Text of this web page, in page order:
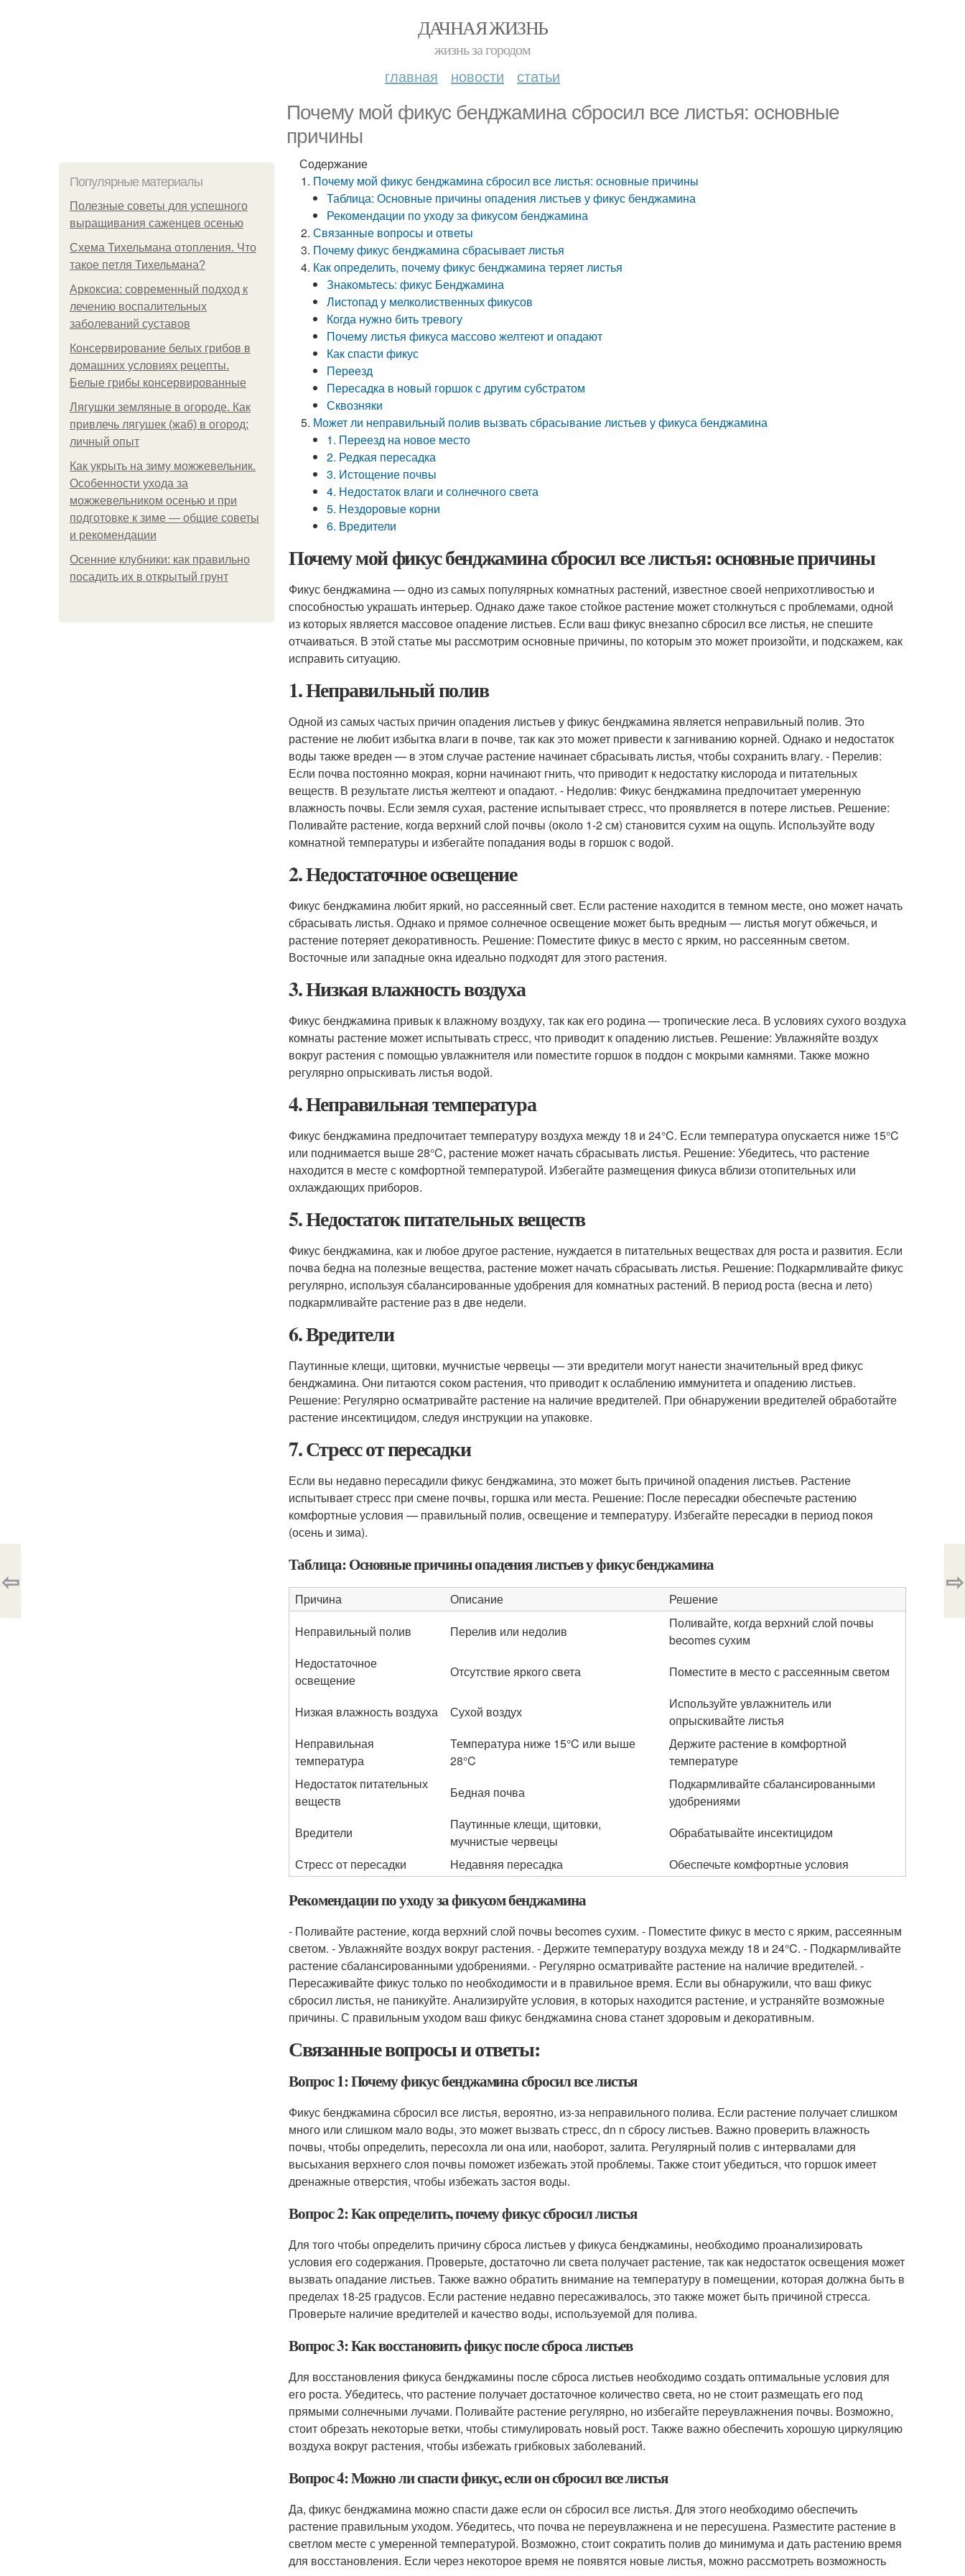
ДАЧНАЯ ЖИЗНЬ
жизнь за городом
главная новости статьи
Почему мой фикус бенджамина сбросил все листья: основные
причины
Популярные материалы
Полезные советы для успешного
выращивания саженцев осенью
Схема Тихельмана отопления. Что
такое петля Тихельмана?
Аркоксиа: современный подход к
лечению воспалительных
заболеваний суставов
Консервирование белых грибов в
домашних условиях рецепты.
Белые грибы консервированные
Лягушки земляные в огороде. Как
привлечь лягушек (жаб) в огород:
личный опыт
Как укрыть на зиму можжевельник.
Особенности ухода за
можжевельником осенью и при
подготовке к зиме — общие советы
и рекомендации
Осенние клубники: как правильно
посадить их в открытый грунт
Содержание
Почему мой фикус бенджамина сбросил все листья: основные причины
Таблица: Основные причины опадения листьев у фикус бенджамина
Рекомендации по уходу за фикусом бенджамина
Связанные вопросы и ответы
Почему фикус бенджамина сбрасывает листья
Как определить, почему фикус бенджамина теряет листья
Знакомьтесь: фикус Бенджамина
Листопад у мелколиственных фикусов
Когда нужно бить тревогу
Почему листья фикуса массово желтеют и опадают
Как спасти фикус
Переезд
Пересадка в новый горшок с другим субстратом
Сквозняки
Может ли неправильный полив вызвать сбрасывание листьев у фикуса бенджамина
1. Переезд на новое место
2. Редкая пересадка
3. Истощение почвы
4. Недостаток влаги и солнечного света
5. Нездоровые корни
6. Вредители
Почему мой фикус бенджамина сбросил все листья: основные причины
Фикус бенджамина — одно из самых популярных комнатных растений, известное своей неприхотливостью и
способностью украшать интерьер. Однако даже такое стойкое растение может столкнуться с проблемами, одной
из которых является массовое опадение листьев. Если ваш фикус внезапно сбросил все листья, не спешите
отчаиваться. В этой статье мы рассмотрим основные причины, по которым это может произойти, и подскажем, как
исправить ситуацию.
1. Неправильный полив
Одной из самых частых причин опадения листьев у фикус бенджамина является неправильный полив. Это
растение не любит избытка влаги в почве, так как это может привести к загниванию корней. Однако и недостаток
воды также вреден — в этом случае растение начинает сбрасывать листья, чтобы сохранить влагу. - Перелив:
Если почва постоянно мокрая, корни начинают гнить, что приводит к недостатку кислорода и питательных
веществ. В результате листья желтеют и опадают. - Недолив: Фикус бенджамина предпочитает умеренную
влажность почвы. Если земля сухая, растение испытывает стресс, что проявляется в потере листьев. Решение:
Поливайте растение, когда верхний слой почвы (около 1-2 см) становится сухим на ощупь. Используйте воду
комнатной температуры и избегайте попадания воды в горшок с водой.
2. Недостаточное освещение
Фикус бенджамина любит яркий, но рассеянный свет. Если растение находится в темном месте, оно может начать
сбрасывать листья. Однако и прямое солнечное освещение может быть вредным — листья могут обжечься, и
растение потеряет декоративность. Решение: Поместите фикус в место с ярким, но рассеянным светом.
Восточные или западные окна идеально подходят для этого растения.
3. Низкая влажность воздуха
Фикус бенджамина привык к влажному воздуху, так как его родина — тропические леса. В условиях сухого воздуха
комнаты растение может испытывать стресс, что приводит к опадению листьев. Решение: Увлажняйте воздух
вокруг растения с помощью увлажнителя или поместите горшок в поддон с мокрыми камнями. Также можно
регулярно опрыскивать листья водой.
4. Неправильная температура
Фикус бенджамина предпочитает температуру воздуха между 18 и 24°C. Если температура опускается ниже 15°C
или поднимается выше 28°C, растение может начать сбрасывать листья. Решение: Убедитесь, что растение
находится в месте с комфортной температурой. Избегайте размещения фикуса вблизи отопительных или
охлаждающих приборов.
5. Недостаток питательных веществ
Фикус бенджамина, как и любое другое растение, нуждается в питательных веществах для роста и развития. Если
почва бедна на полезные вещества, растение может начать сбрасывать листья. Решение: Подкармливайте фикус
регулярно, используя сбалансированные удобрения для комнатных растений. В период роста (весна и лето)
подкармливайте растение раз в две недели.
6. Вредители
Паутинные клещи, щитовки, мучнистые червецы — эти вредители могут нанести значительный вред фикус
бенджамина. Они питаются соком растения, что приводит к ослаблению иммунитета и опадению листьев.
Решение: Регулярно осматривайте растение на наличие вредителей. При обнаружении вредителей обработайте
растение инсектицидом, следуя инструкции на упаковке.
7. Стресс от пересадки
Если вы недавно пересадили фикус бенджамина, это может быть причиной опадения листьев. Растение
испытывает стресс при смене почвы, горшка или места. Решение: После пересадки обеспечьте растению
комфортные условия — правильный полив, освещение и температуру. Избегайте пересадки в период покоя
(осень и зима).
Таблица: Основные причины опадения листьев у фикус бенджамина
Причина Описание
Решение
Неправильный полив
Перелив или недолив
Поливайте, когда верхний слой почвы
becomes сухим
Недостаточное
освещение
Отсутствие яркого света Поместите в место с рассеянным светом
Низкая влажность воздуха Сухой воздух
Используйте увлажнитель или
опрыскивайте листья
Неправильная
температура
Температура ниже 15°C или выше
28°C
Держите растение в комфортной
температуре
Недостаток питательных
веществ
Бедная почва
Подкармливайте сбалансированными
удобрениями
Вредители
Паутинные клещи, щитовки,
мучнистые червецы
Обрабатывайте инсектицидом
Стресс от пересадки
Недавняя пересадка Обеспечьте комфортные условия
Рекомендации по уходу за фикусом бенджамина
- Поливайте растение, когда верхний слой почвы becomes сухим. - Поместите фикус в место с ярким, рассеянным
светом. - Увлажняйте воздух вокруг растения. - Держите температуру воздуха между 18 и 24°C. - Подкармливайте
растение сбалансированными удобрениями. - Регулярно осматривайте растение на наличие вредителей. -
Пересаживайте фикус только по необходимости и в правильное время. Если вы обнаружили, что ваш фикус
сбросил листья, не паникуйте. Анализируйте условия, в которых находится растение, и устраняйте возможные
причины. С правильным уходом ваш фикус бенджамина снова станет здоровым и декоративным.
Связанные вопросы и ответы:
Вопрос 1: Почему фикус бенджамина сбросил все листья
Фикус бенджамина сбросил все листья, вероятно, из-за неправильного полива. Если растение получает слишком
много или слишком мало воды, это может вызвать стресс, dn n сбросу листьев. Важно проверить влажность
почвы, чтобы определить, пересохла ли она или, наоборот, залита. Регулярный полив с интервалами для
высыхания верхнего слоя почвы поможет избежать этой проблемы. Также стоит убедиться, что горшок имеет
дренажные отверстия, чтобы избежать застоя воды.
Вопрос 2: Как определить, почему фикус сбросил листья
Для того чтобы определить причину сброса листьев у фикуса бенджамины, необходимо проанализировать
условия его содержания. Проверьте, достаточно ли света получает растение, так как недостаток освещения может
вызвать опадание листьев. Также важно обратить внимание на температуру в помещении, которая должна быть в
пределах 18-25 градусов. Если растение недавно пересаживалось, это также может быть причиной стресса.
Проверьте наличие вредителей и качество воды, используемой для полива.
Вопрос 3: Как восстановить фикус после сброса листьев
Для восстановления фикуса бенджамины после сброса листьев необходимо создать оптимальные условия для
его роста. Убедитесь, что растение получает достаточное количество света, но не стоит размещать его под
прямыми солнечными лучами. Поливайте растение регулярно, но избегайте переувлажнения почвы. Возможно,
стоит обрезать некоторые ветки, чтобы стимулировать новый рост. Также важно обеспечить хорошую циркуляцию
воздуха вокруг растения, чтобы избежать грибковых заболеваний.
Вопрос 4: Можно ли спасти фикус, если он сбросил все листья
Да, фикус бенджамина можно спасти даже если он сбросил все листья. Для этого необходимо обеспечить
растение правильным уходом. Убедитесь, что почва не переувлажнена и не пересушена. Разместите растение в
светлом месте с умеренной температурой. Возможно, стоит сократить полив до минимума и дать растению время
для восстановления. Если через некоторое время не появятся новые листья, можно рассмотреть возможность
⇦ ⇨